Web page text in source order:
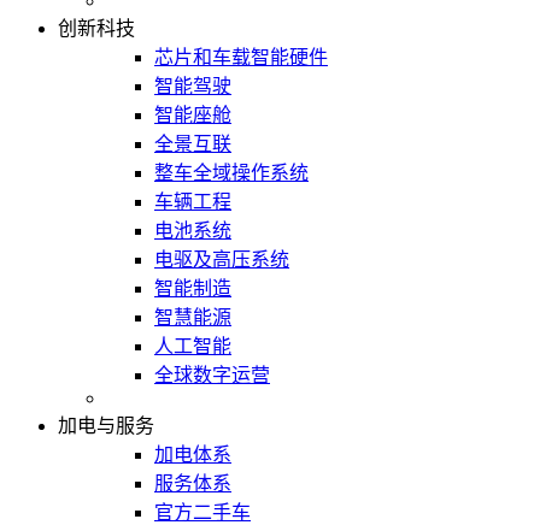
创新科技
芯片和车载智能硬件
智能驾驶
智能座舱
全景互联
整车全域操作系统
车辆工程
电池系统
电驱及高压系统
智能制造
智慧能源
人工智能
全球数字运营
加电与服务
加电体系
服务体系
官方二手车